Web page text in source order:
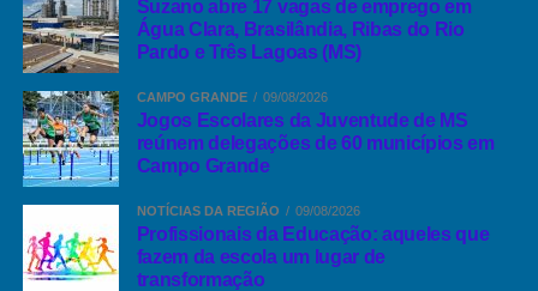
Suzano abre 17 vagas de emprego em
Água Clara, Brasilândia, Ribas do Rio
Pardo e Três Lagoas (MS)
CAMPO GRANDE 09/08/2026
Jogos Escolares da Juventude de MS
reúnem delegações de 60 municípios em
Campo Grande
NOTÍCIAS DA REGIÃO 09/08/2026
Profissionais da Educação: aqueles que
fazem da escola um lugar de
transformação